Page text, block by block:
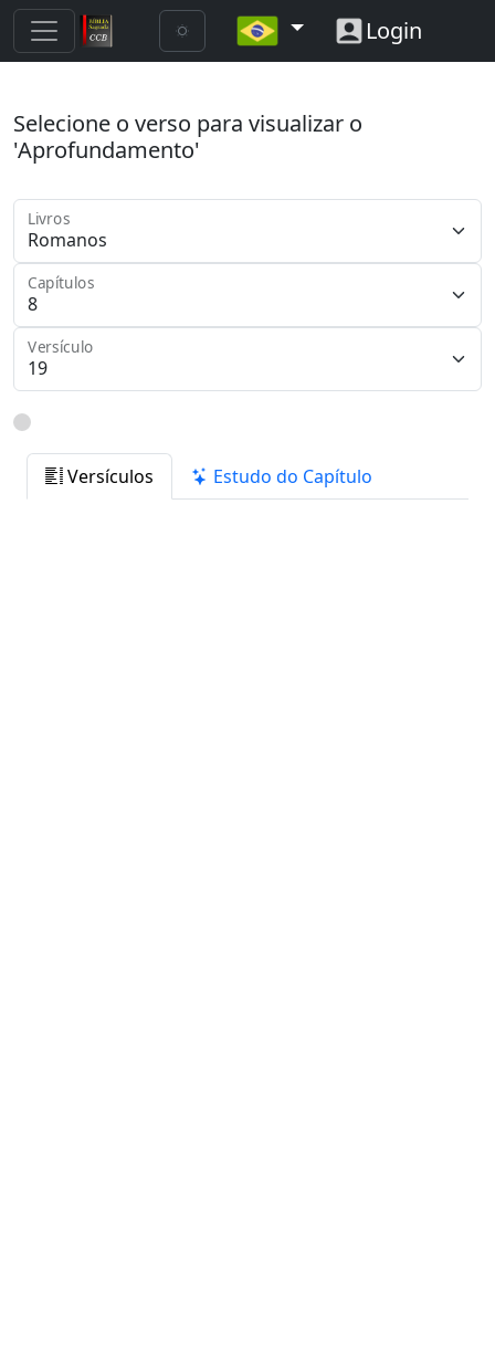
Login
Selecione o verso para visualizar o
'Aprofundamento'
Livros
Capítulos
Versículo
Versículos Estudo do Capítulo